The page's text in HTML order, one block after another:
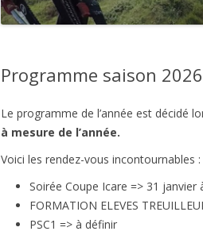
Programme saison 2026
Le programme de l’année est décidé
à mesure de l’année.
Voici les rendez-vous incontournables :
Soirée Coupe Icare => 31 janvier
FORMATION ELEVES
PSC1 => à définir